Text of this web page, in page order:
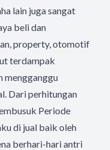
lain juga sangat
beli dan
property, otomotif
terdampak
mengganggu
Dari perhitungan
Periode
di jual baik oleh
berhari-hari antri